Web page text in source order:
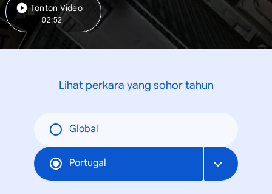
Tonton Video
02:52
Lihat perkara yang sohor tahun
Global
Portugal